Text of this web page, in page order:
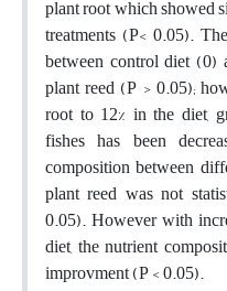
plant root which showed
treatments (P< 0.05).
between control diet (0)
plant reed (P > 0.05);
root to 12% in the diet,
fishes has been
composition between
plant reed was not
0.05). However with
diet, the nutrient
improvment (P < 0.05).